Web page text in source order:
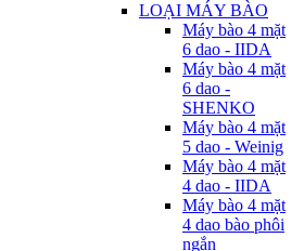
LOẠI MÁY BÀO
Máy bào 4 mặt
6 dao - IIDA
Máy bào 4 mặt
6 dao -
SHENKO
Máy bào 4 mặt
5 dao - Weinig
Máy bào 4 mặt
4 dao - IIDA
Máy bào 4 mặt
4 dao bào phôi
ngắn